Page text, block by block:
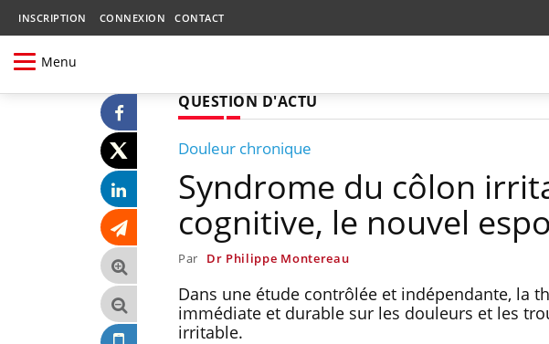
INSCRIPTION CONNEXION CONTACT
Menu
QUESTION D'ACTU
Douleur chronique
Syndrome du côlon
cognitive, le nouvel
Par Dr Philippe Montereau
Dans une étude contrôlée et indépendante, la
immédiate et durable sur les douleurs et les
irritable.